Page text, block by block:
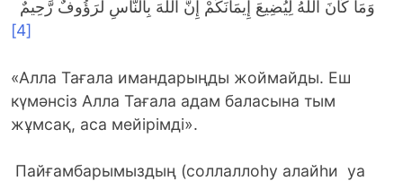
وَمَا كَانَ اللّهُ لِيُضِيعَ إِيمَانَكُمْ إِنَّ اللّهَ بِالنَّاسِ لَرَؤُوفٌ رَّحِيمٌ
[4]
«Алла Тағала имандарыңды жоймайды. Еш
күмәнсіз Алла Тағала адам баласына тым
жұмсақ, аса мейірімді».
Пайғамбарымыздың (соллаллоһу алайһи уа